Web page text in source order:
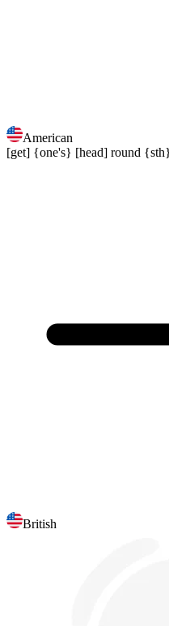
American
[get] {one's} [head] round
British